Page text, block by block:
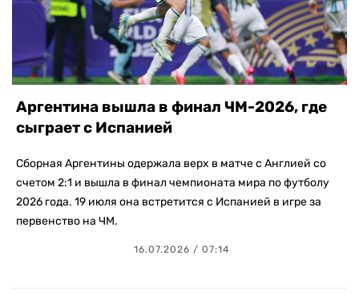
Аргентина вышла в финал ЧМ-2026, где
сыграет с Испанией
Сборная Аргентины одержала верх в матче с Англией со
счетом 2:1 и вышла в финал чемпионата мира по футболу
2026 года. 19 июля она встретится с Испанией в игре за
первенство на ЧМ.
16.07.2026 / 07:14